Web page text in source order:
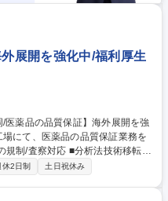
展開を強化中/福利厚生
規制/査察対応 ■分析法技術移転の
2日制 土日祝休み